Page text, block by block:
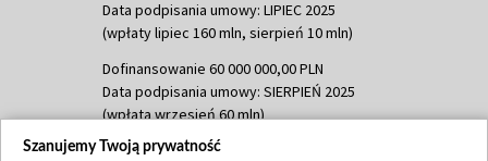
Data podpisania umowy: LIPIEC 2025
(wpłaty lipiec 160 mln, sierpień 10 mln)
Dofinansowanie 60 000 000,00 PLN
Data podpisania umowy: SIERPIEŃ 2025
(wpłata wrzesień 60 mln)
Dofinansowanie 635 783 051,21 PLN
Szanujemy Twoją prywatność